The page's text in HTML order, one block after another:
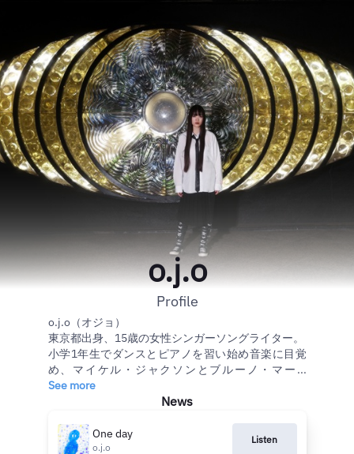
o.j.o
Profile
o.j.o（オジョ）
東京都出身、15歳の女性シンガーソングライター。
小学1年生でダンスとピアノを習い始め音楽に目覚
め、マイケル・ジャクソンとブルーノ・マー...
See more
News
One day
o.j.o
Listen